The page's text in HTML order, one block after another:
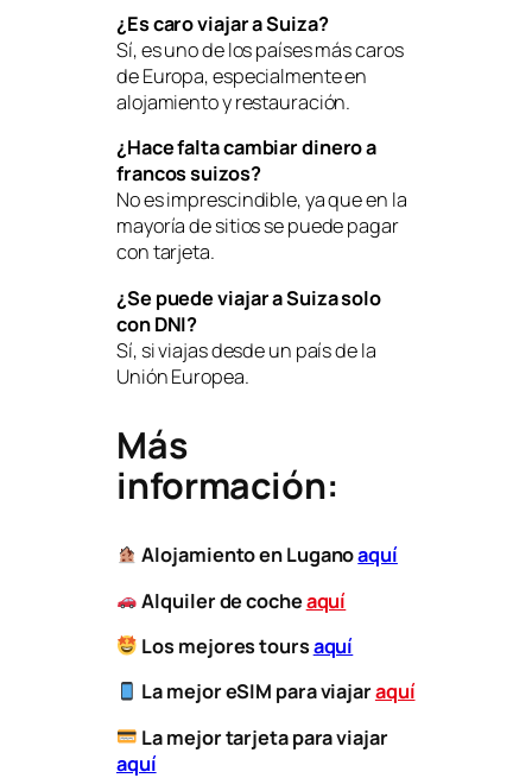
¿Es caro viajar a Suiza?
Sí, es uno de los países más caros
de Europa, especialmente en
alojamiento y restauración.
¿Hace falta cambiar dinero a
francos suizos?
No es imprescindible, ya que en la
mayoría de sitios se puede pagar
con tarjeta.
¿Se puede viajar a Suiza solo
con DNI?
Sí, si viajas desde un país de la
Unión Europea.
Más
información:
Alojamiento en Luganoaquí
Alquiler de cocheaquí
Los mejores toursaquí
La mejor eSIM para viajaraquí
La mejor tarjeta para viajar
aquí